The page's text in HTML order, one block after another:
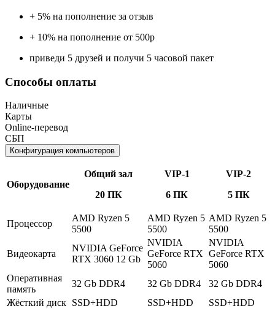
+ 5% на пополнение за отзыв
+ 10% на пополнение от 500р
приведи 5 друзей и получи 5 часовой пакет
Способы оплаты
Наличные
Карты
Online-перевод
СБП
Конфигурация компьютеров
Оборудование
Общий зал
20 ПК
VIP-1
6 ПК
VIP-2
5 ПК
Процессор
AMD Ryzen 5
5500
AMD Ryzen 5
5500
AMD Ryzen 5
5500
Видеокарта
NVIDIA GeForce
RTX 3060 12 Gb
NVIDIA
GeForce RTX
5060
NVIDIA
GeForce RTX
5060
Оперативная
память
32 Gb DDR4 32 Gb DDR4
32 Gb DDR4
Жёсткий диск SSD+HDD SSD+HDD
SSD+HDD